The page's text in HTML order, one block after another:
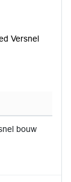
Versnel
bouw